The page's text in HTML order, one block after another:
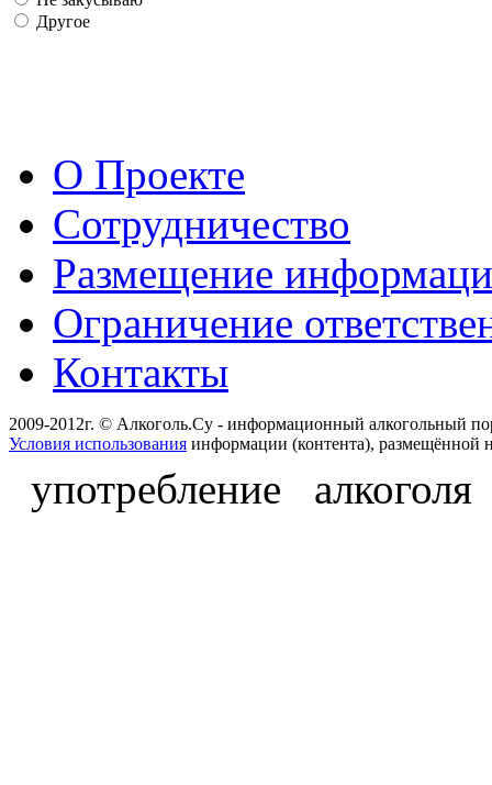
Другое
О Проекте
Сотрудничество
Размещение
Ограничение
Контакты
2009-2012г. © Алкоголь.Су - информационный алкогольный
Условия использования информации (контента), размещённой
употребление